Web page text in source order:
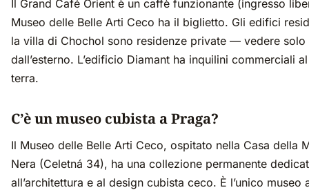
Il Grand Café Orient è un caffè funzionante (ingresso
Museo delle Belle Arti Ceco ha il biglietto. Gli edifici
la villa di Chochol sono residenze private — vedere solo
dall’esterno. L’edificio Diamant ha inquilini commerciali
terra.
C’è un museo cubista a Praga?
Il Museo delle Belle Arti Ceco, ospitato nella Casa della
Nera (Celetná 34), ha una collezione permanente
all’architettura e al design cubista ceco. È l’unico museo